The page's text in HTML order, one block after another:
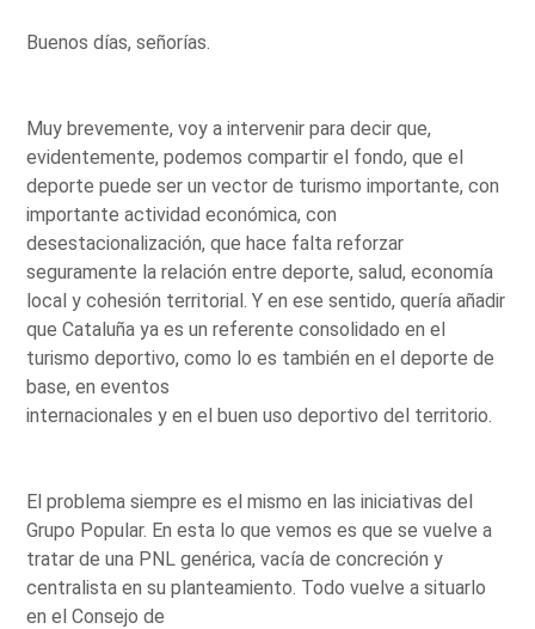
Buenos días, señorías.
Muy brevemente, voy a intervenir para decir que,
evidentemente, podemos compartir el fondo, que el
deporte puede ser un vector de turismo importante, con
importante actividad económica, con
desestacionalización, que hace falta reforzar
seguramente la relación entre deporte, salud, economía
local y cohesión territorial. Y en ese sentido, quería añadir
que Cataluña ya es un referente consolidado en el
turismo deportivo, como lo es también en el deporte de
base, en eventos
internacionales y en el buen uso deportivo del territorio.
El problema siempre es el mismo en las iniciativas del
Grupo Popular. En esta lo que vemos es que se vuelve a
tratar de una PNL genérica, vacía de concreción y
centralista en su planteamiento. Todo vuelve a situarlo
en el Consejo de